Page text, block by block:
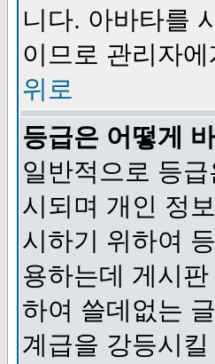
니다. 아바타를
이므로 관리자
위로
등급은 어떻게
일반적으로 등
시되며 개인 정
시하기 위하여
용하는데 게시
하여 쓸데없는
계급을 강등시